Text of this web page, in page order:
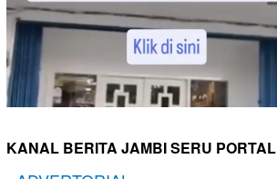
KANAL BERITA JAMBI SERU PORTAL